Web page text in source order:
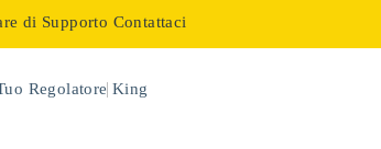
di Supporto Contattaci
Regolatore King